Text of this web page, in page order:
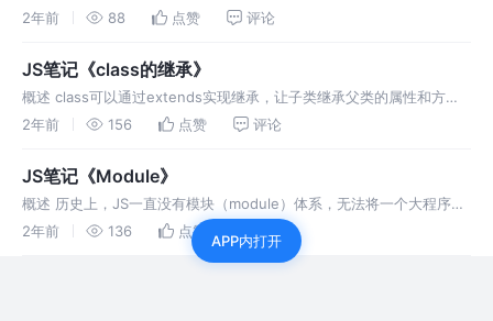
念，作为对象的模板。通过class关键字，可以定义类。可以将class看
2年前 88 点赞 评论
JS笔记《class的继承》
概述 class可以通过extends实现继承，让子类继承父类的属性和方
法。 ES6规定，子类必须在constructor方法中调用super，否则就报
2年前 156 点赞 评论
JS笔记《Module》
概述 历史上，JS一直没有模块（module）体系，无法将一个大程序拆
分成互相依赖的小文件，再用简单的方法拼装起来。ES6新增的模块功
能主要由两个命令构成：export和import，export用于
2年前 136 点赞 评论
APP内打开